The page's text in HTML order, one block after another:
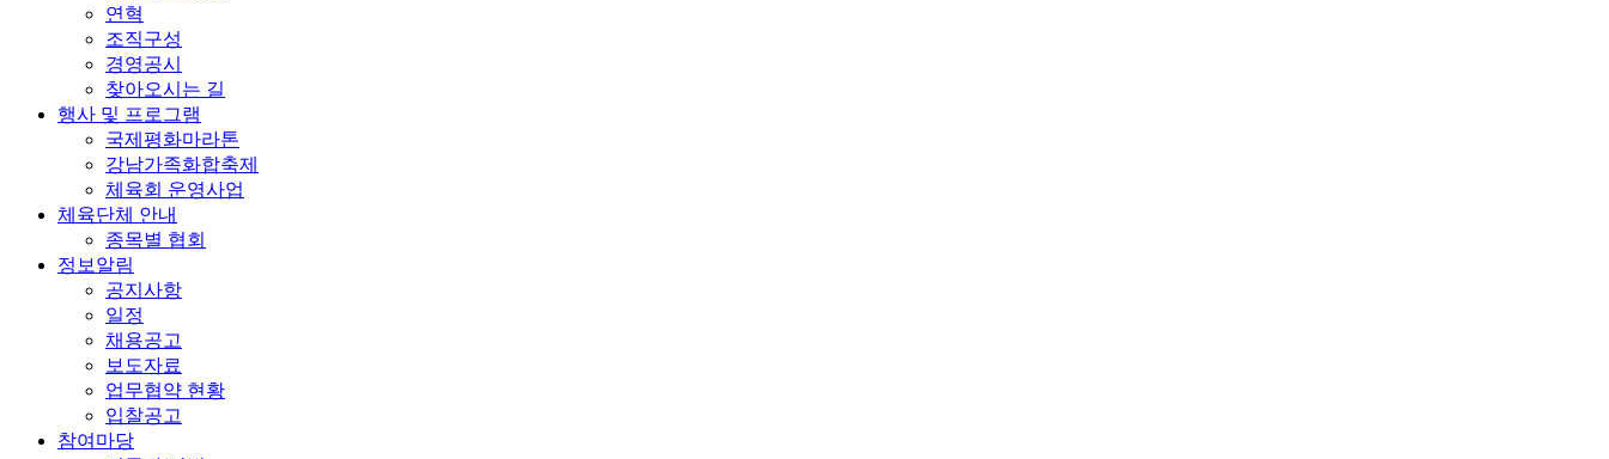
연혁
조직구성
경영공시
찾아오시는 길
행사 및 프로그램
국제평화마라톤
강남가족화합축제
체육회 운영사업
체육단체 안내
종목별 협회
정보알림
공지사항
일정
채용공고
보도자료
업무협약 현황
입찰공고
참여마당